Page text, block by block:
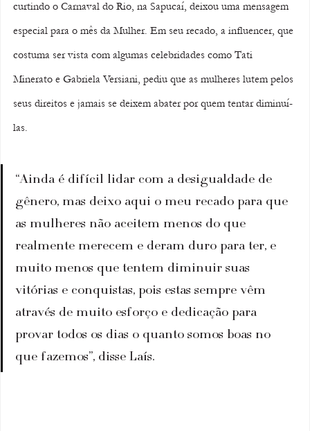
curtindo o Carnaval do Rio, na Sapucaí, deixou uma mensagem
especial para o mês da Mulher. Em seu recado, a influencer, que
costuma ser vista com algumas celebridades como Tati
Minerato e Gabriela Versiani, pediu que as mulheres lutem pelos
seus direitos e jamais se deixem abater por quem tentar diminuí-
las.
“Ainda é difícil lidar com a desigualdade de
gênero, mas deixo aqui o meu recado para que
as mulheres não aceitem menos do que
realmente merecem e deram duro para ter, e
muito menos que tentem diminuir suas
vitórias e conquistas, pois estas sempre vêm
através de muito esforço e dedicação para
provar todos os dias o quanto somos boas no
que fazemos”, disse Laís.